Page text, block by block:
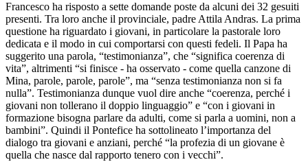
Francesco ha risposto a sette domande poste da alcuni dei 32 gesuiti
presenti. Tra loro anche il provinciale, padre Attila Andras. La prima
questione ha riguardato i giovani, in particolare la pastorale loro
dedicata e il modo in cui comportarsi con questi fedeli. Il Papa ha
suggerito una parola, “testimonianza”, che “significa coerenza di
vita”, altrimenti “si finisce - ha osservato - come quella canzone di
Mina, parole, parole, parole”, ma “senza testimonianza non si fa
nulla”. Testimonianza dunque vuol dire anche “coerenza, perché i
giovani non tollerano il doppio linguaggio” e “con i giovani in
formazione bisogna parlare da adulti, come si parla a uomini, non a
bambini”. Quindi il Pontefice ha sottolineato l’importanza del
dialogo tra giovani e anziani, perché “la profezia di un giovane è
quella che nasce dal rapporto tenero con i vecchi”.